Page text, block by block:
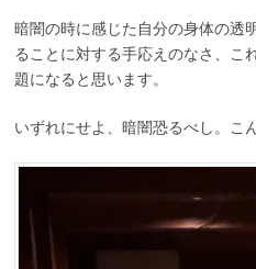
暗闇の時に感じた自分の身体の透
ることに対する手応えのなさ、こ
題になると思います。
いずれにせよ、暗闇恐るべし。こ